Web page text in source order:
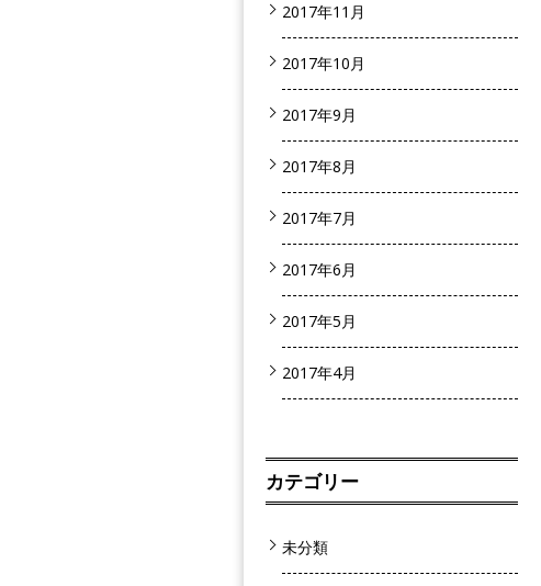
2017年11月
2017年10月
2017年9月
2017年8月
2017年7月
2017年6月
2017年5月
2017年4月
カテゴリー
未分類